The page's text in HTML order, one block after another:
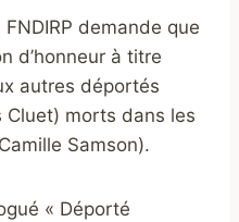
demande que
d’honneur à titre
autres déportés
Cluet) morts dans les
Samson).
« Déporté